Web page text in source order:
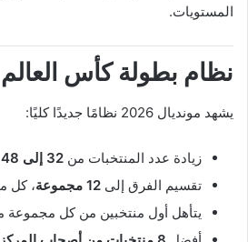
المستويات.
نظام بطولة كأس العالم 2026
يشهد مونديال 2026 نظامًا جديدًا كليًا:
زيادة عدد المنتخبات من 32 إلى 48 منتخبًا
تقسيم الفرق إلى 12 مجموعة
، كل
يتأهل أول منتخبين من كل مجموعة